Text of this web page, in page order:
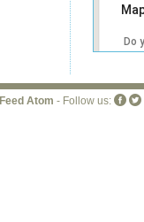
Do
Feed Atom - Follow us: